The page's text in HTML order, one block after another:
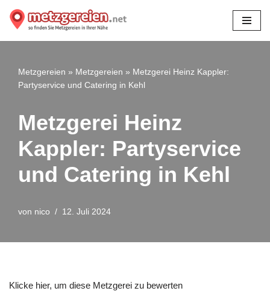
Zum
Metzgereien » Metzgereien » Metzgerei Heinz Kappler:
Partyservice und Catering in Kehl
Metzgerei Heinz
Kappler: Partyservice
und Catering in Kehl
von nico 12. Juli 2024
Klicke hier, um diese Metzgerei zu bewerten